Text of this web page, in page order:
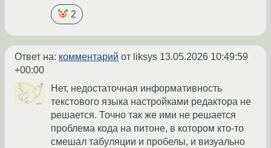
2
Ответ на: комментарий от liksys 13.05.2026 10:49:59
+00:00
Нет, недостаточная информативность
текстового языка настройками редактора не
решается. Точно так же ими не решается
проблема кода на питоне, в котором кто-то
смешал табуляции и пробелы, и визуально